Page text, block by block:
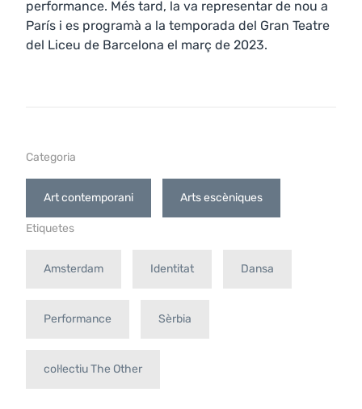
performance. Més tard, la va representar de nou a
París i es programà a la temporada del Gran Teatre
del Liceu de Barcelona el març de 2023.
Categoria
Art contemporani Arts escèniques
Etiquetes
Amsterdam Identitat Dansa
Performance Sèrbia
col·lectiu The Other